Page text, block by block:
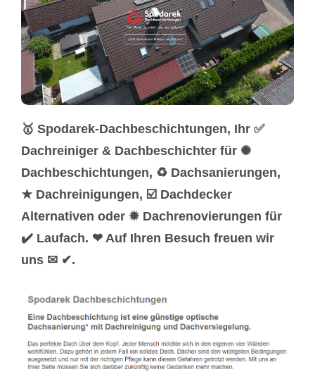
🥇 Spodarek-Dachbeschichtungen, Ihr ✅
Dachreiniger & Dachbeschichter für ✺
Dachbeschichtungen, ♻ Dachsanierungen,
★ Dachreinigungen, ☑️ Dachdecker
Alternativen oder ✹ Dachrenovierungen für
✔️ Laufach. ❤ Auf Ihren Besuch freuen wir
uns ✉ ✔.